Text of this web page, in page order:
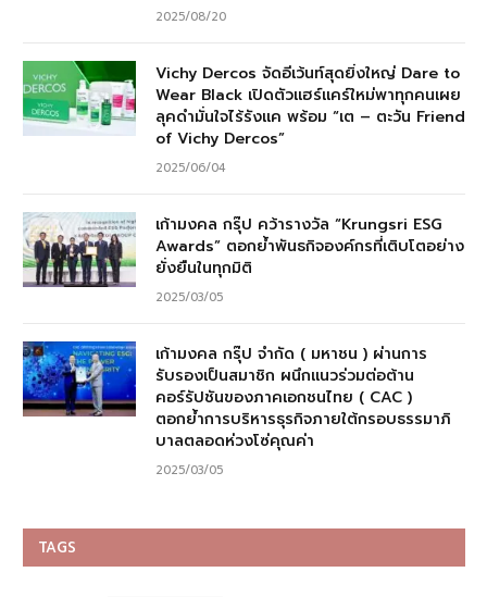
2025/08/20
Vichy Dercos จัดอีเว้นท์สุดยิ่งใหญ่ Dare to
Wear Black เปิดตัวแฮร์แคร์ใหม่พาทุกคนเผย
ลุคดำมั่นใจไร้รังแค พร้อม “เต – ตะวัน Friend
of Vichy Dercos”
2025/06/04
เก้ามงคล กรุ๊ป คว้ารางวัล “Krungsri ESG
Awards” ตอกย้ำพันธกิจองค์กรที่เติบโตอย่าง
ยั่งยืนในทุกมิติ
2025/03/05
เก้ามงคล กรุ๊ป จำกัด ( มหาชน ) ผ่านการ
รับรองเป็นสมาชิก ผนึกแนวร่วมต่อต้าน
คอร์รัปชันของภาคเอกชนไทย ( CAC )
ตอกย้ำการบริหารธุรกิจภายใต้กรอบธรรมาภิ
บาลตลอดห่วงโซ่คุณค่า
2025/03/05
TAGS